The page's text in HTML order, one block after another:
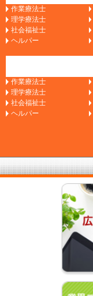
作業療法士
理学療法士
社会福祉士
ヘルパー
作業療法士
理学療法士
社会福祉士
ヘルパー